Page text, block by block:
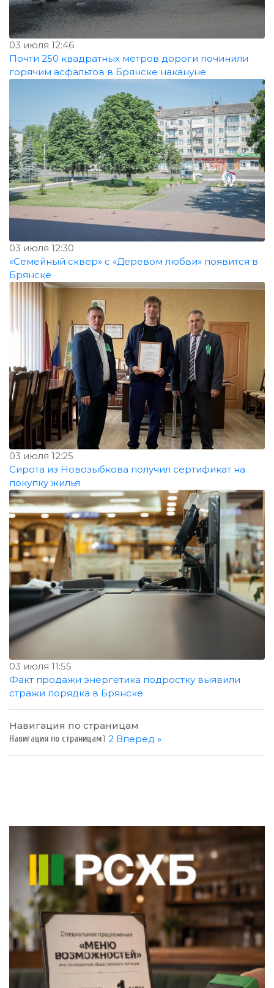
03 июля 12:46
Почти 250 квадратных метров дороги починили
горячим асфальтов в Брянске накануне
03 июля 12:30
«Семейный сквер» с «Деревом любви» появится в
Брянске
03 июля 12:25
Сирота из Новозыбкова получил сертификат на
покупку жилья
03 июля 11:55
Факт продажи энергетика подростку выявили
стражи порядка в Брянске
Навигация по страницам
Навигация по страницам1 2 Вперед »